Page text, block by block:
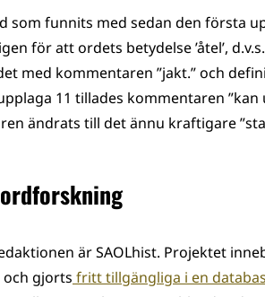
som funnits med sedan den första
för att ordets betydelse ’åtel’,
med kommentaren ”jakt.” och
11 tillades kommentaren
ändrats till det ännu kraftigare
är SAOLhist. Projektet
gjorts fritt tillgängliga i en databas